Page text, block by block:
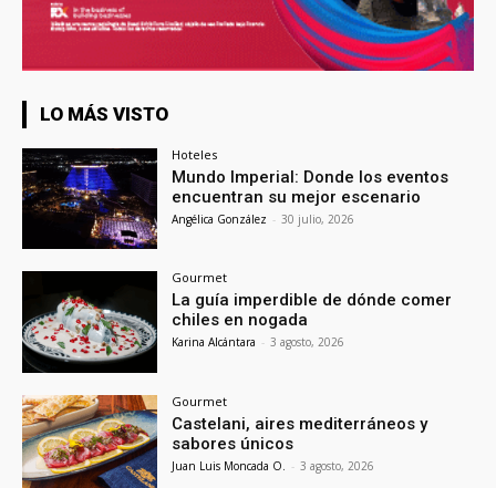
LO MÁS VISTO
Hoteles
Mundo Imperial: Donde los eventos
encuentran su mejor escenario
Angélica González - 30 julio, 2026
Gourmet
La guía imperdible de dónde comer
chiles en nogada
Karina Alcántara - 3 agosto, 2026
Gourmet
Castelani, aires mediterráneos y
sabores únicos
Juan Luis Moncada O. - 3 agosto, 2026